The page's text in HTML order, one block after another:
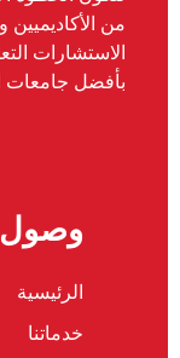
من الأكاديميين
الاستشارات
بأفضل جامعات
الرئيسية
خدماتنا